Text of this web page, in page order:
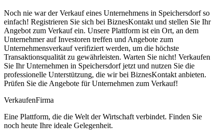
Noch nie war der Verkauf eines Unternehmens in Speichersdorf so
einfach! Registrieren Sie sich bei BiznesKontakt und stellen Sie Ihr
Angebot zum Verkauf ein. Unsere Plattform ist ein Ort, an dem
Unternehmer auf Investoren treffen und Angebote zum
Unternehmensverkauf verifiziert werden, um die höchste
Transaktionsqualität zu gewährleisten. Warten Sie nicht! Verkaufen
Sie Ihr Unternehmen in Speichersdorf jetzt und nutzen Sie die
professionelle Unterstützung, die wir bei BiznesKontakt anbieten.
Prüfen Sie die Angebote für Unternehmen zum Verkauf!
VerkaufenFirma
Eine Plattform, die die Welt der Wirtschaft verbindet. Finden Sie
noch heute Ihre ideale Gelegenheit.